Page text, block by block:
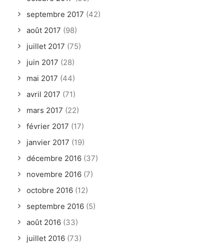
septembre 2017 (42)
août 2017 (98)
juillet 2017 (75)
juin 2017 (28)
mai 2017 (44)
avril 2017 (71)
mars 2017 (22)
février 2017 (17)
janvier 2017 (19)
décembre 2016 (37)
novembre 2016 (7)
octobre 2016 (12)
septembre 2016 (5)
août 2016 (33)
juillet 2016 (73)